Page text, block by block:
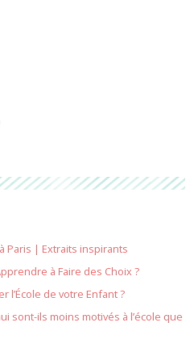
Paris | Extraits inspirants
à Faire des Choix ?
l’École de votre Enfant ?
sont-ils moins motivés à l’école que